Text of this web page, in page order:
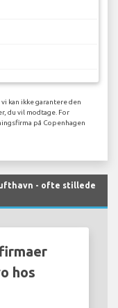
kan ikke garantere den
du vil modtage. For
på Copenhagen
- ofte stillede
hos